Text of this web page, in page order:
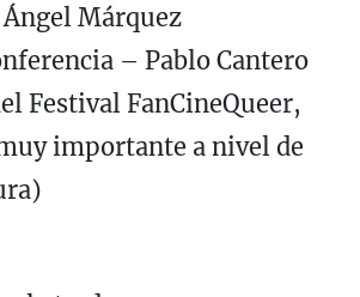
Márquez
– Pablo Cantero
Festival FanCineQueer,
importante a nivel de